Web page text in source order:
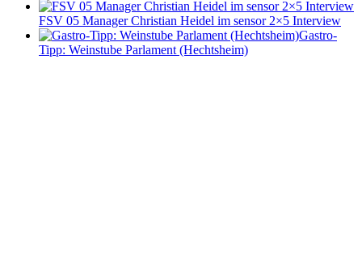
FSV 05 Manager Christian Heidel im sensor 2×5 Interview
Gastro-
Tipp: Weinstube Parlament (Hechtsheim)